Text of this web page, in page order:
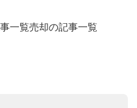
一覧売却の記事一覧